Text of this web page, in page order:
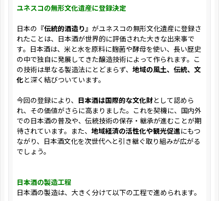
ユネスコの無形文化遺産に登録決定
日本の 『伝統的酒造り』 がユネスコの無形文化遺産に登録さ
れたことは、日本酒が世界的に評価された大きな出来事で
す。日本酒は、米と水を原料に麹菌や酵母を使い、長い歴史
の中で独自に発展してきた醸造技術によって作られます。こ
の技術は単なる製造法にとどまらず、 地域の風土、伝統、文
化と深く結びついています。
今回の登録により、 日本酒は国際的な文化財として認めら
れ、その価値がさらに高まりました。これを契機に、国内外
での日本酒の普及や、伝統技術の保存・継承が進むことが期
待されています。また、 地域経済の活性化や観光促進にもつ
ながり、日本酒文化を次世代へと引き継ぐ取り組みが広がる
でしょう。
日本酒の製造工程
日本酒の製造は、大きく分けて以下の工程で進められます。